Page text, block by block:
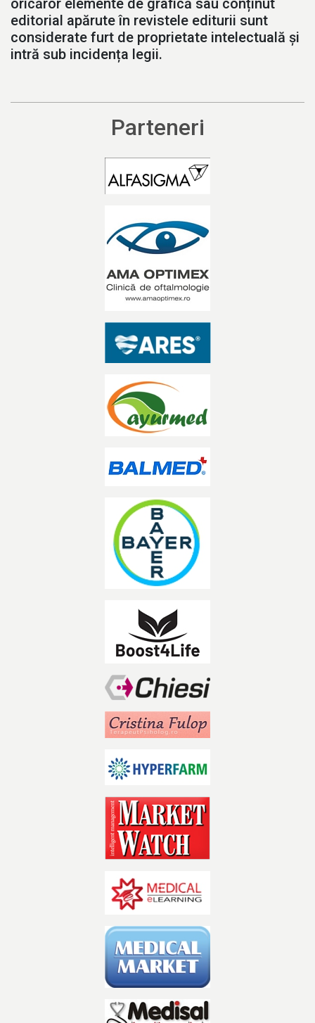
editorial apărute în revistele editurii sunt
considerate furt de proprietate intelectuală și
intră sub incidența legii.
Parteneri